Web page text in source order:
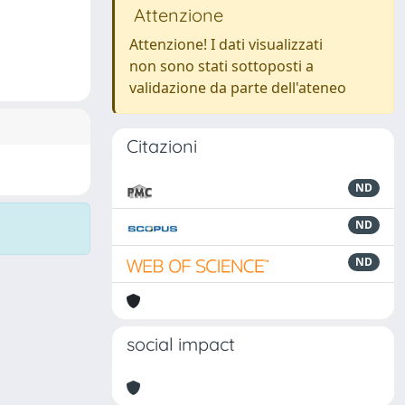
Attenzione
Attenzione! I dati visualizzati
non sono stati sottoposti a
validazione da parte dell'ateneo
Citazioni
ND
ND
ND
social impact